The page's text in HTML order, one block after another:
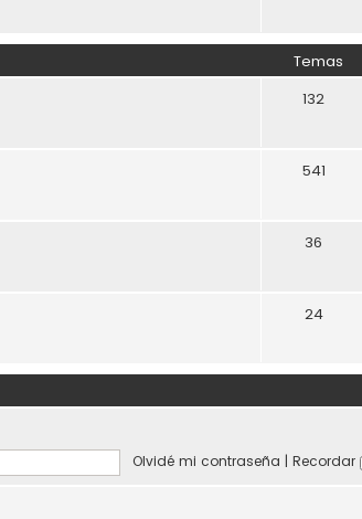
Temas
132
541
36
24
Olvidé mi contraseña | Recordar